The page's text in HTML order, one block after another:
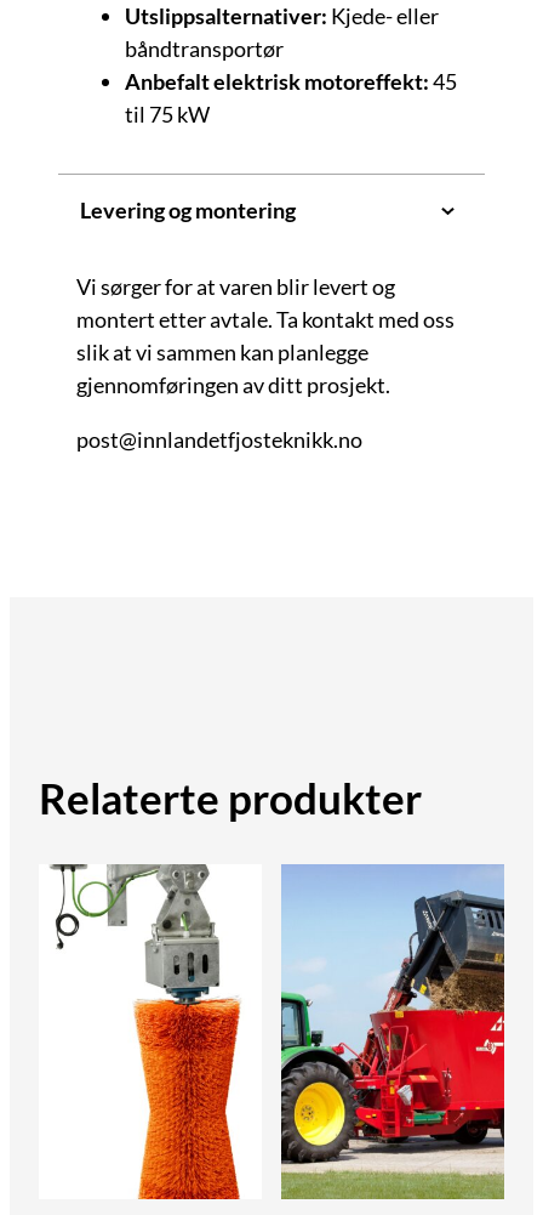
Utslippsalternativer: Kjede- eller
båndtransportør
Anbefalt elektrisk motoreffekt:45
til 75 kW
Levering og montering
Vi sørger for at varen blir levert og
montert etter avtale. Ta kontakt med oss
slik at vi sammen kan planlegge
gjennomføringen av ditt prosjekt.
post@innlandetfjosteknikk.no
Relaterte produkter